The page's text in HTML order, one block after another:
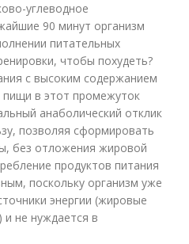
углеводное
90 минут организм
питательных
чтобы похудеть?
с высоким содержанием
пищи в этот промежуток
анаболический отклик
позволяя сформировать
без отложения жировой
продуктов питания
поскольку организм уже
энергии (жировые
не нуждается в